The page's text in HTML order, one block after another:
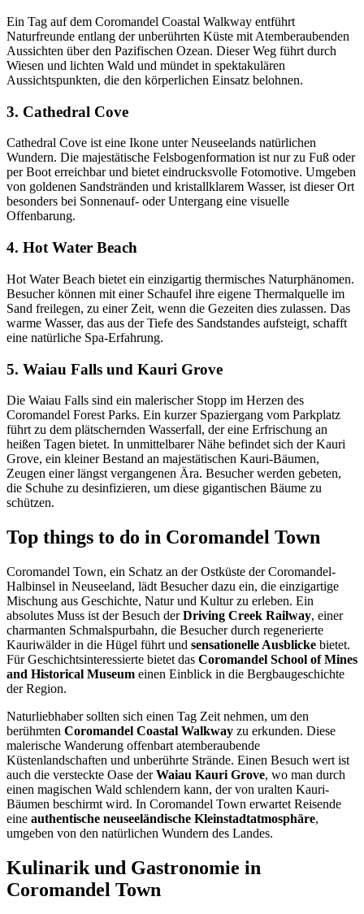
Ein Tag auf dem Coromandel Coastal Walkway entführt
Naturfreunde entlang der unberührten Küste mit Atemberaubenden
Aussichten über den Pazifischen Ozean. Dieser Weg führt durch
Wiesen und lichten Wald und mündet in spektakulären
Aussichtspunkten, die den körperlichen Einsatz belohnen.
3. Cathedral Cove
Cathedral Cove ist eine Ikone unter Neuseelands natürlichen
Wundern. Die majestätische Felsbogenformation ist nur zu Fuß oder
per Boot erreichbar und bietet eindrucksvolle Fotomotive. Umgeben
von goldenen Sandstränden und kristallklarem Wasser, ist dieser Ort
besonders bei Sonnenauf- oder Untergang eine visuelle
Offenbarung.
4. Hot Water Beach
Hot Water Beach bietet ein einzigartig thermisches Naturphänomen.
Besucher können mit einer Schaufel ihre eigene Thermalquelle im
Sand freilegen, zu einer Zeit, wenn die Gezeiten dies zulassen. Das
warme Wasser, das aus der Tiefe des Sandstandes aufsteigt, schafft
eine natürliche Spa-Erfahrung.
5. Waiau Falls und Kauri Grove
Die Waiau Falls sind ein malerischer Stopp im Herzen des
Coromandel Forest Parks. Ein kurzer Spaziergang vom Parkplatz
führt zu dem plätschernden Wasserfall, der eine Erfrischung an
heißen Tagen bietet. In unmittelbarer Nähe befindet sich der Kauri
Grove, ein kleiner Bestand an majestätischen Kauri-Bäumen,
Zeugen einer längst vergangenen Ära. Besucher werden gebeten,
die Schuhe zu desinfizieren, um diese gigantischen Bäume zu
schützen.
Top things to do in Coromandel Town
Coromandel Town, ein Schatz an der Ostküste der Coromandel-
Halbinsel in Neuseeland, lädt Besucher dazu ein, die einzigartige
Mischung aus Geschichte, Natur und Kultur zu erleben. Ein
absolutes Muss ist der Besuch derDriving Creek Railway, einer
charmanten Schmalspurbahn, die Besucher durch regenerierte
Kauriwälder in die Hügel führt und sensationelle Ausblicke bietet.
Für Geschichtsinteressierte bietet das Coromandel School of Mines
and Historical Museum einen Einblick in die Bergbaugeschichte
der Region.
Naturliebhaber sollten sich einen Tag Zeit nehmen, um den
berühmten Coromandel Coastal Walkway zu erkunden. Diese
malerische Wanderung offenbart atemberaubende
Küstenlandschaften und unberührte Strände. Einen Besuch wert ist
auch die versteckte Oase derWaiau Kauri Grove, wo man durch
einen magischen Wald schlendern kann, der von uralten Kauri-
Bäumen beschirmt wird. In Coromandel Town erwartet Reisende
eine authentische neuseeländische Kleinstadtatmosphäre,
umgeben von den natürlichen Wundern des Landes.
Kulinarik und Gastronomie in
Coromandel Town